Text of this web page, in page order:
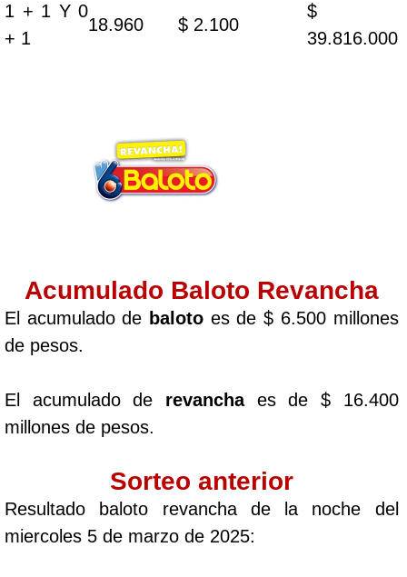
1 + 1 Y 0
+ 1
18.960 $ 2.100
$
39.816.000
Acumulado Baloto Revancha
El acumulado de baloto es de $ 6.500 millones
de pesos.
El acumulado de revanchaes de $ 16.400
millones de pesos.
Sorteo anterior
Resultado baloto revancha de la noche del
miercoles 5 de marzo de 2025: